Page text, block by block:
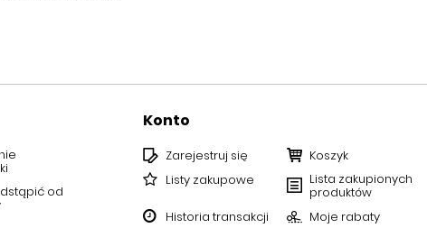
od
Konto
Zarejestruj się
Koszyk
Listy zakupowe
Lista zakupionych
produktów
Historia transakcji
Moje rabaty